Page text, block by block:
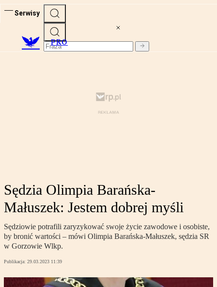
Serwisy
PRO
Sędzia Olimpia Barańska-
Małuszek: Jestem dobrej myśli
Sędziowie potrafili zaryzykować swoje życie zawodowe i osobiste,
by bronić wartości – mówi Olimpia Barańska-Małuszek, sędzia SR
w Gorzowie Wlkp.
Publikacja: 29.03.2023 11:39